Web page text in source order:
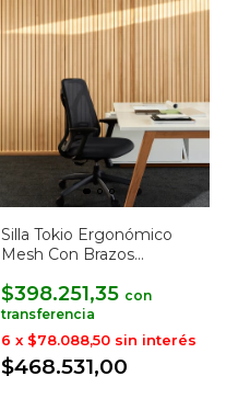
Silla Tokio Ergonómico
Mesh Con Brazos
$398.251,35 con
$468.531,00
6 x $78.088,50 sin interés